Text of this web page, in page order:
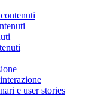
e user stories